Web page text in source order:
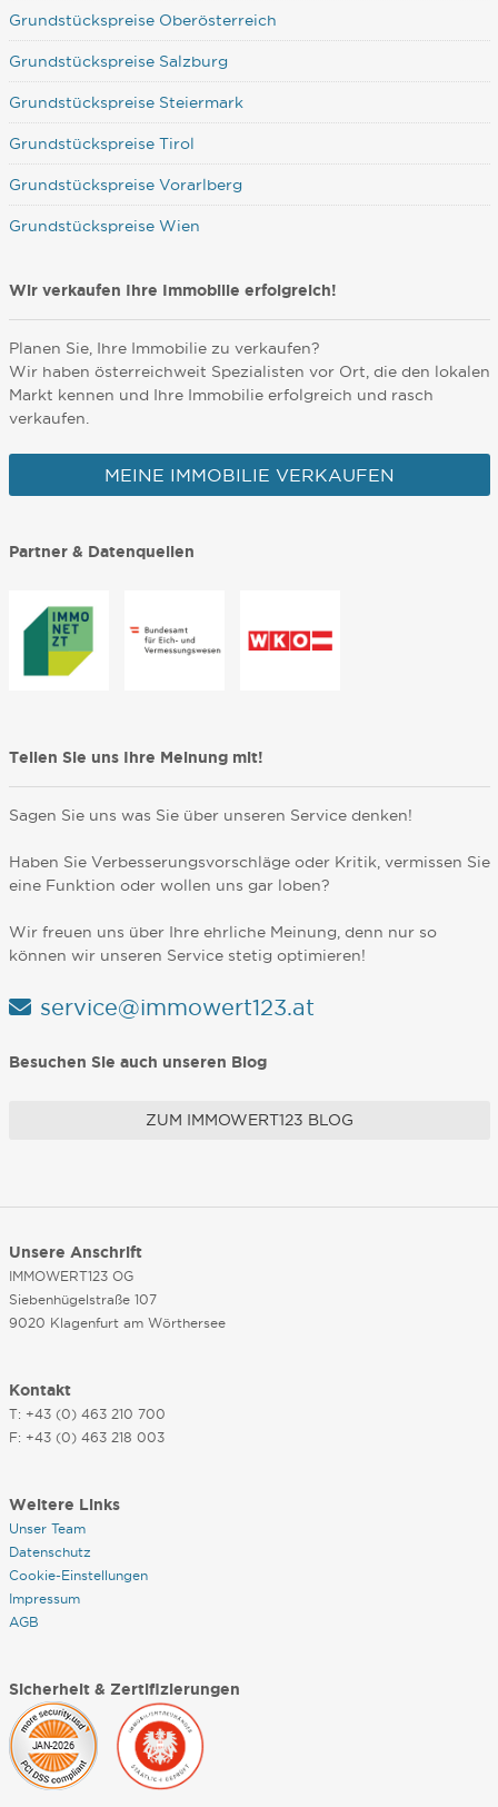
Grundstückspreise Oberösterreich
Grundstückspreise Salzburg
Grundstückspreise Steiermark
Grundstückspreise Tirol
Grundstückspreise Vorarlberg
Grundstückspreise Wien
Wir verkaufen Ihre Immobilie erfolgreich!
Planen Sie, Ihre Immobilie zu verkaufen?
Wir haben österreichweit Spezialisten vor Ort, die den lokalen
Markt kennen und Ihre Immobilie erfolgreich und rasch
verkaufen.
MEINE IMMOBILIE VERKAUFEN
Partner & Datenquellen
Teilen Sie uns Ihre Meinung mit!
Sagen Sie uns was Sie über unseren Service denken!
Haben Sie Verbesserungsvorschläge oder Kritik, vermissen Sie
eine Funktion oder wollen uns gar loben?
Wir freuen uns über Ihre ehrliche Meinung, denn nur so
können wir unseren Service stetig optimieren!
service@immowert123.at
Besuchen Sie auch unseren Blog
ZUM IMMOWERT123 BLOG
Unsere Anschrift
IMMOWERT123 OG
Siebenhügelstraße 107
9020 Klagenfurt am Wörthersee
Kontakt
T: +43 (0) 463 210 700
F: +43 (0) 463 218 003
Weitere Links
Unser Team
Datenschutz
Cookie-Einstellungen
Impressum
AGB
Sicherheit & Zertifizierungen